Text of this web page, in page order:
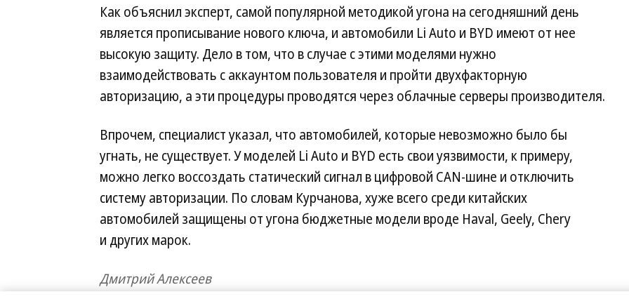
Как объяснил эксперт, самой популярной методикой угона на сегодняшний день
является прописывание нового ключа, и автомобили Li Auto и BYD имеют от нее
высокую защиту. Дело в том, что в случае с этими моделями нужно
взаимодействовать с аккаунтом пользователя и пройти двухфакторную
авторизацию, а эти процедуры проводятся через облачные серверы производителя.
Впрочем, специалист указал, что автомобилей, которые невозможно было бы
угнать, не существует. У моделей Li Auto и BYD есть свои уязвимости, к примеру,
можно легко воссоздать статический сигнал в цифровой CAN-шине и отключить
систему авторизации. По словам Курчанова, хуже всего среди китайских
автомобилей защищены от угона бюджетные модели вроде Haval, Geely, Chery
и других марок.
Дмитрий Алексеев